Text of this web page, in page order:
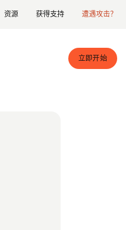
资源 获得支持 遭遇攻击？
立即开始